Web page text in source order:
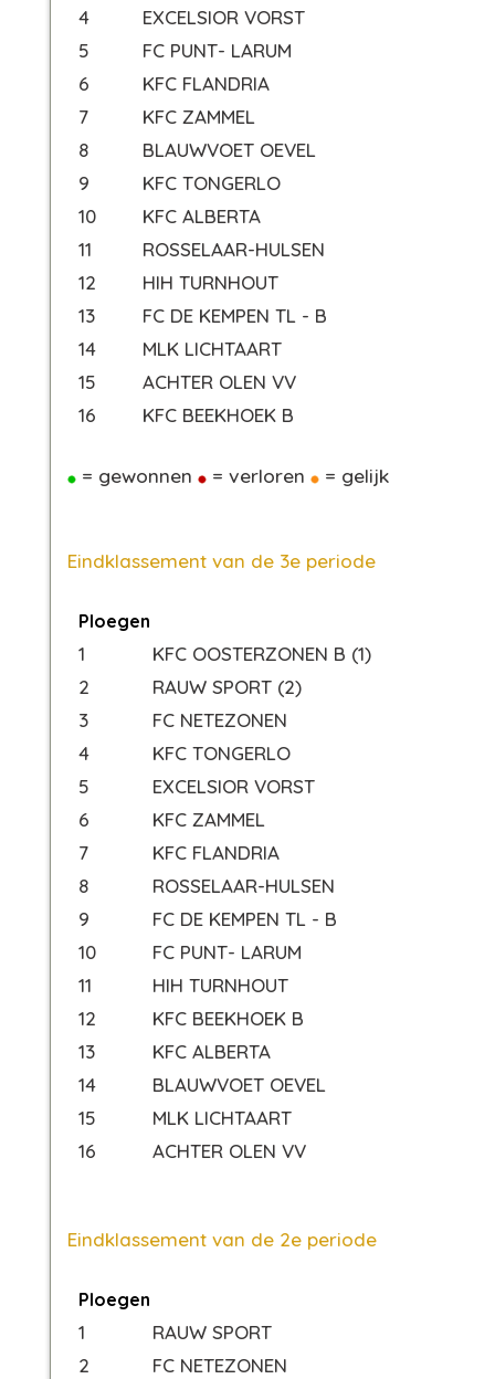
4
EXCELSIOR VORST
5
FC PUNT- LARUM
6
KFC FLANDRIA
7
KFC ZAMMEL
8
BLAUWVOET OEVEL
9
KFC TONGERLO
10
KFC ALBERTA
11
ROSSELAAR-HULSEN
12
HIH TURNHOUT
13
FC DE KEMPEN TL - B
14
MLK LICHTAART
15
ACHTER OLEN VV
16
KFC BEEKHOEK B
= gewonnen = verloren = gelijk
Eindklassement van de 3e periode
Ploegen
1
KFC OOSTERZONEN B (1)
2
RAUW SPORT (2)
3
FC NETEZONEN
4
KFC TONGERLO
5
EXCELSIOR VORST
6
KFC ZAMMEL
7
KFC FLANDRIA
8
ROSSELAAR-HULSEN
9
FC DE KEMPEN TL - B
10
FC PUNT- LARUM
11
HIH TURNHOUT
12
KFC BEEKHOEK B
13
KFC ALBERTA
14
BLAUWVOET OEVEL
15
MLK LICHTAART
16
ACHTER OLEN VV
Eindklassement van de 2e periode
Ploegen
1
RAUW SPORT
2
FC NETEZONEN